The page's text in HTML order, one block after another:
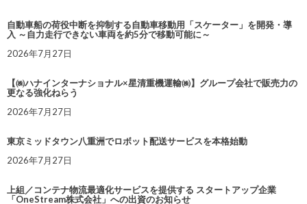
自動車船の荷役中断を抑制する自動車移動用「スケーター」を開発・導
入 ～自力走行できない車両を約5分で移動可能に～
2026年7月27日
【㈱ハナインターナショナル×星清重機運輸㈱】グループ会社で販売力の
更なる強化ねらう
2026年7月27日
東京ミッドタウン八重洲でロボット配送サービスを本格始動
2026年7月27日
上組／コンテナ物流最適化サービスを提供する スタートアップ企業
「OneStream株式会社」への出資のお知らせ